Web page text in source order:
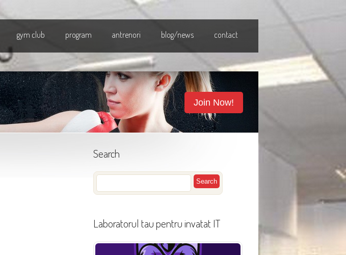
gym club program antrenori blog/news contact
Join Now!
Search
Laboratorul tau pentru invatat IT